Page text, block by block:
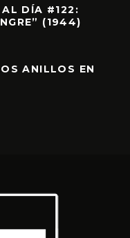
AL DÍA #122:
(1944)
ANILLOS EN